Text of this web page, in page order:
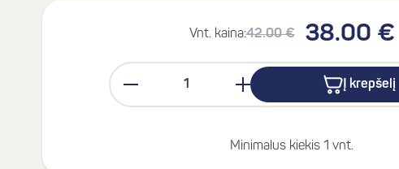
Vnt. kaina:42.00 € 38.00 €
Į krepšelį
Minimalus kiekis 1 vnt.